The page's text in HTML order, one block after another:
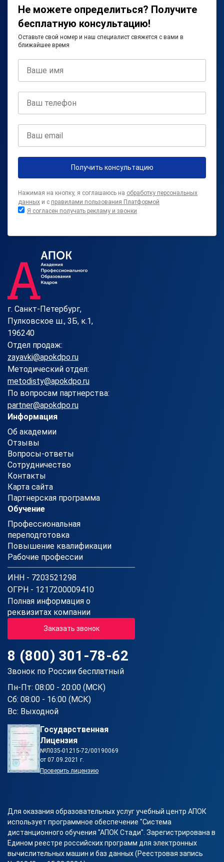
Не можете определиться? Получите
бесплатную консультацию!
Оставьте свой номер и наш специалист свяжется с вами в
ближайшее время
Получить консультацию
Нажимая на кнопку, я соглашаюсь на обработку персональных
данных и с правилами пользования Платформой
Я согласен получать рекламу и звонки
г. Санкт-Петербург,
Пулковское ш., 3Б, к.1,
196240
Отдел продаж:
zayavki@apokdpo.ru
Методический отдел:
metodisty@apokdpo.ru
По вопросам партнерства:
partner@apokdpo.ru
Информация
Об академии
Отзывы
Вопросы-ответы
Сотрудничество
Контакты
Карта сайта
Партнерская программа
Обучение
Профессиональная
переподготовка
Повышение квалификации
Рабочие профессии
ИНН - 7203521298
ОГРН - 1217200009410
Полная информация о
реквизитах компании
Заказать звонок
8 (800) 301-78-62
Звонок по России бесплатный
Пн-Пт: 08:00 - 20:00 (МСК)
Сб: 08:00 - 16:00 (МСК)
Вс: Выходной
Государственная
Лицензия
№Л035-01215-72/00190069
от 07.09.2021 г.
Проверить лицензию
Для оказания образовательных услуг учебный центр АПОК
использует программное обеспечение "Система
дистанционного обучения "АПОК Стади". Зарегистрирована в
Едином реестре российских программ для электронных
вычислительных машин и баз данных (Реестровая запись